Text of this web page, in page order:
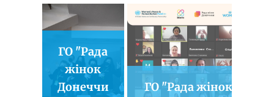
ГО "Рада
жінок
Донеччи
ГО "Рада жінок